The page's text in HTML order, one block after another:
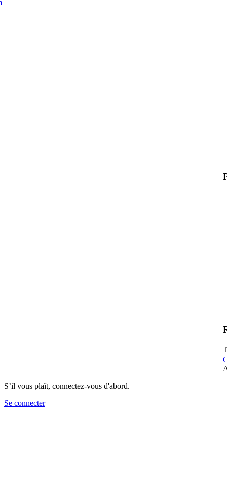
S’il vous plaît, connectez-vous d'abord.
Se connecter